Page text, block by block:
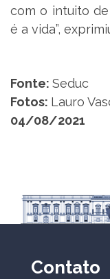
com o intuito
é a vida”,
Fonte: Seduc
Fotos: Lauro
04/08/2021
Contato